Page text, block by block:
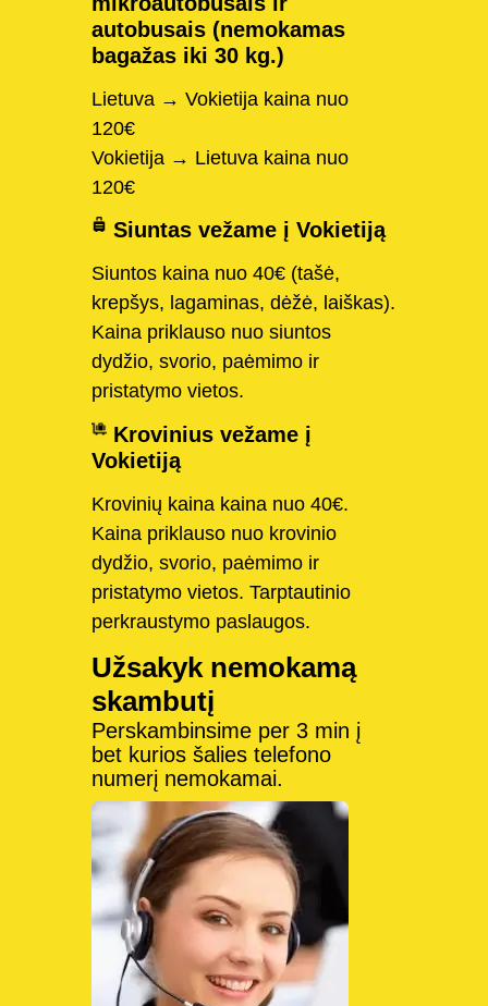
autobusais (nemokamas
bagažas iki 30 kg.)
Lietuva → Vokietija kaina nuo
120€
Vokietija → Lietuva kaina nuo
120€
Siuntas vežame į Vokietiją
Siuntos kaina nuo 40€ (tašė,
krepšys, lagaminas, dėžė, laiškas).
Kaina priklauso nuo siuntos
dydžio, svorio, paėmimo ir
pristatymo vietos.
Krovinius vežame į
Vokietiją
Krovinių kaina kaina nuo 40€.
Kaina priklauso nuo krovinio
dydžio, svorio, paėmimo ir
pristatymo vietos. Tarptautinio
perkraustymo paslaugos.
Užsakyk nemokamą
skambutį
Perskambinsime per 3 min į
bet kurios šalies telefono
numerį nemokamai.